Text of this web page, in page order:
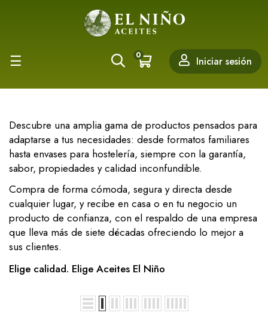
Navegación
palanca
☰ 0 Iniciar sesión
Descubre una amplia gama de productos pensados para
adaptarse a tus necesidades: desde formatos familiares
hasta envases para hostelería, siempre con la garantía,
sabor, propiedades y calidad inconfundible.
Compra de forma cómoda, segura y directa desde
cualquier lugar, y recibe en casa o en tu negocio un
producto de confianza, con el respaldo de una empresa
que lleva más de siete décadas ofreciendo lo mejor a
sus clientes.
Elige calidad. Elige Aceites El Niño